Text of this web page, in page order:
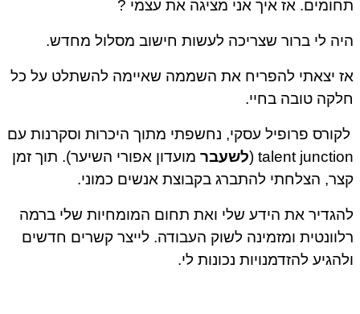
תחומים. אז איך אני מציגה את עצמי ?
היה לי ברור שצריכה לעשות חישוב מסלול מחדש.
אז יצאתי להפריח את השממה שאיימה להשתלט על כל
חלקה טובה בחיי.
לקורס פרופיל עסקי, נחשפתי מתוך היכרות וסקרנות עם
talent junction ( לשעבר מועדון אפורי השיער). תוך זמן
קצר, הצלחתי להתברג בקבוצת אנשים כמוני.
להגדיר את הידע שלי ואת תחום המומחיות שלי ברמה
רלוונטית ומזמינה לשוק העבודה. לייצר קשרים חדשים
ולהגיע להזדמנויות נכונות לי.